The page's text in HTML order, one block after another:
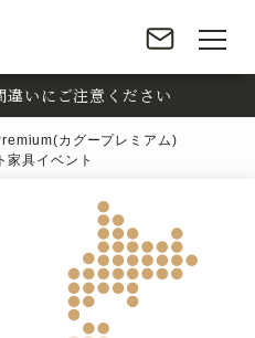
いにご注意ください
カグープレミアム)
家具イベント